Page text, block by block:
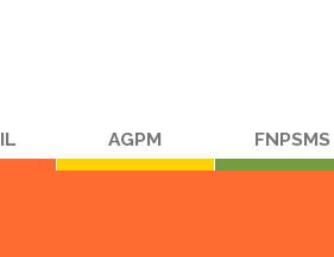
AGPM FNPSMS